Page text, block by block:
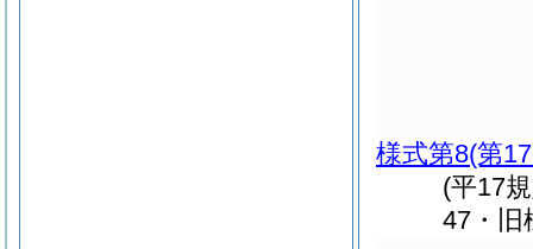
様式第8(第
(平17
47・旧